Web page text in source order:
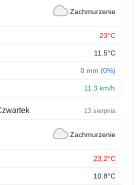
Zachmurzenie
23°C
11.5°C
0 mm (0%)
11.3 km/h
13 sierpnia
Zachmurzenie
23.2°C
10.8°C